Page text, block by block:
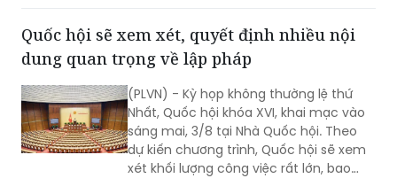
nghĩa đặc biệt khi diễn ra ngay đầu
nhiệm kỳ QH khóa XVI, xem xét, quyết
định nhiều nội dung quan trọng về
công tác lập pháp, công tác nhân sự
và các vấn đề thuộc thẩm quyền của
QH. Việc các cơ quan của QH và Chính
phủ khẩn trương hoàn tất công tác
chuẩn bị cho thấy quyết tâm đưa các
chủ trương của Đảng nhanh chóng đi
Quốc hội sẽ xem xét, quyết định nhiều nội
dung quan trọng về lập pháp
(PLVN) - Kỳ họp không thường lệ thứ
Nhất, Quốc hội khóa XVI, khai mạc vào